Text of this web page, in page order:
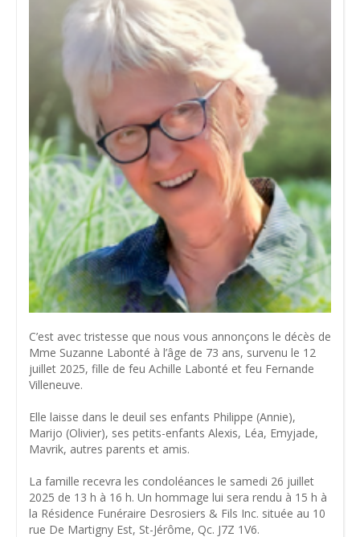
C’est avec tristesse que nous vous annonçons le décès de
Mme Suzanne Labonté à l’âge de 73 ans, survenu le 12
juillet 2025, fille de feu Achille Labonté et feu Fernande
Villeneuve.
Elle laisse dans le deuil ses enfants Philippe (Annie),
Marijo (Olivier), ses petits-enfants Alexis, Léa, Emyjade,
Mavrik, autres parents et amis.
La famille recevra les condoléances le samedi 26 juillet
2025 de 13 h à 16 h. Un hommage lui sera rendu à 15 h à
la Résidence Funéraire Desrosiers & Fils Inc. située au 10
rue De Martigny Est, St-Jérôme, Qc. J7Z 1V6.